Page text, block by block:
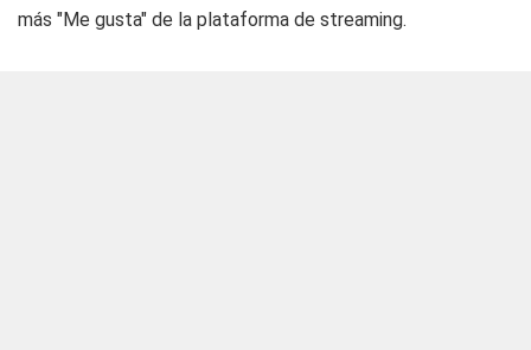
más "Me gusta" de la plataforma de streaming.